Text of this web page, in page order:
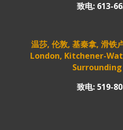
致电: 613-
温莎, 伦敦, 基秦拿, 滑铁
London, Kitchener-
致电: 519-